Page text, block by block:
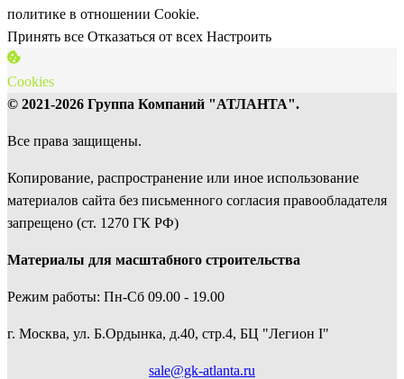
политике в отношении Cookie.
Принять все Отказаться от всех Настроить
Cookies
© 2021-2026 Группа Компаний "АТЛАНТА".
Все права защищены.
Копирование, распространение или иное использование
материалов сайта без письменного согласия правообладателя
запрещено (ст. 1270 ГК РФ)
Материалы для масштабного строительства
Режим работы: Пн-Сб 09.00 - 19.00
г. Москва, ул. Б.Ордынка, д.40, стр.4, БЦ "Легион I"
sale@gk-atlanta.ru